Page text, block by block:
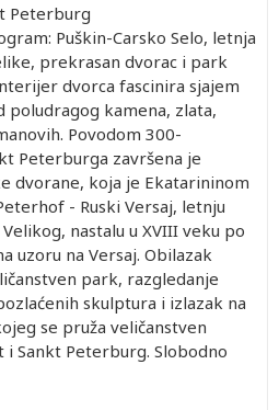
Peterburg
Puškin-Carsko Selo, letnja
prekrasan dvorac i park
dvorca fascinira sjajem
kamena, zlata,
Povodom 300-
Peterburga završena je
dvorane, koja je Ekatarininom
- Ruski Versaj, letnju
nastalu u XVIII veku po
uzoru na Versaj. Obilazak
park, razgledanje
skulptura i izlazak na
se pruža veličanstven
i Sankt Peterburg. Slobodno